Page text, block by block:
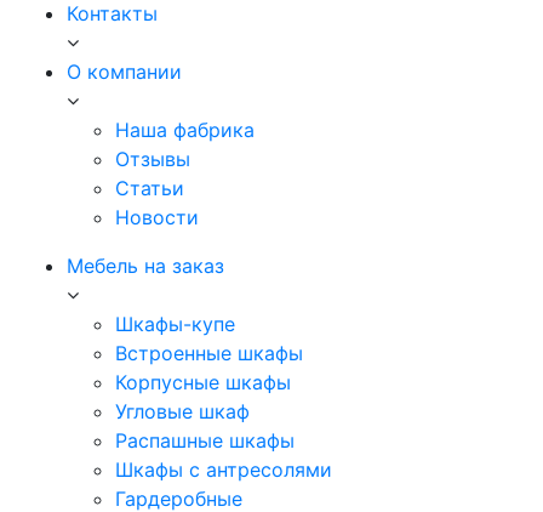
Контакты
О компании
Наша фабрика
Отзывы
Статьи
Новости
Мебель на заказ
Шкафы-купе
Встроенные шкафы
Корпусные шкафы
Угловые шкаф
Распашные шкафы
Шкафы с антресолями
Гардеробные